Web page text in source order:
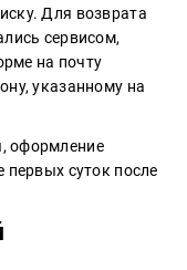
. Для возврата
сервисом,
на почту
указанному на
оформление
первых суток после